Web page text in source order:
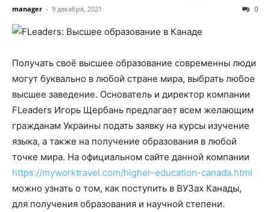
manager - 9 декабря, 2021 0
Получать своё высшее образование современны люди
могут буквально в любой стране мира, выбрать любое
высшее заведение. Основатель и директор компании
FLeaders Игорь Щербань предлагает всем желающим
гражданам Украины подать заявку на курсы изучение
языка, а также на получение образования в любой
точке мира. На официальном сайте данной компании
https://myworktravel.com/higher-education-canada.html
можно узнать о том, как поступить в ВУЗах Канады,
для получения образования и научной степени.